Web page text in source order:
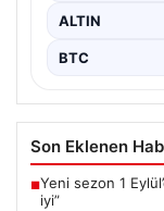
ALTIN
BTC
Son Eklenen
■Yeni sezon 1
iyi”